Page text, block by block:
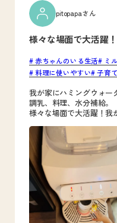
様々な場面で大活躍！
赤ちゃんのいる生活
ミ
料理に使いやすい 子育
pitopapaさん
我が家にハミングウォー
調乳、料理、水分補給。
様々な場面で大活躍！